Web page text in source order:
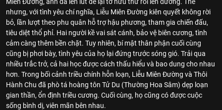
nhưng, với tình yêu chí nghĩa, Liễu Miên Đường kiên quyết không rời
bỏ, lần lượt theo phu quân hỗ trợ hậu phương, tham gia chiến đấu,
tiêu diệt thổ phỉ. Hai người kề vai sát cánh, bảo vệ biên cương, tình
cảm càng thêm bền chặt. Tuy nhiên, bí mật thân phận cuối cùng
cũng bị phơi bày, tình yêu của họ lại đứng trước sóng gió. Trải qua
nhiều trắc trở, cả hai học được cách thấu hiểu và bao dung cho nhau
hơn. Trong bối cảnh triều chính hỗn loạn, Liễu Miên Đường và Thôi
Hành Chu đã phò tá hoàng tôn Tử Du (Thường Hoa Sâm) dẹp loạn
gian thần, ổn định triều cương. Cuối cùng, họ cũng có được cuộc
sống bình dị, viên mãn bên nhau.